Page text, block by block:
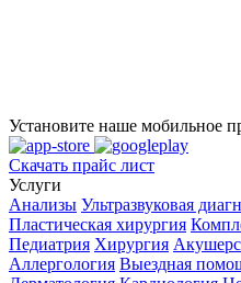
Установите наше мобильное
Скачать прайс лист
Услуги
Анализы Ультразвуковая
Пластическая хирургия
Педиатрия Хирургия
Аллергология Выездная